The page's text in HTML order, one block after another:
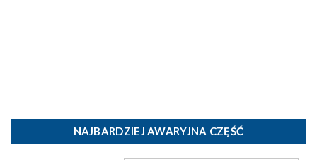
NAJBARDZIEJ AWARYJNA CZĘŚĆ